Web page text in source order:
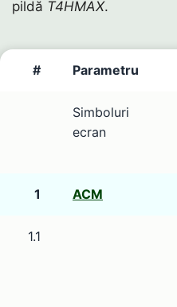
pildă T4HMAX.
# Parametru
Simboluri
ecran
1 ACM
1.1